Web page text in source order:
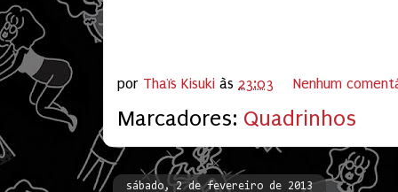
por Thaïs Kisuki às 23:03 Nenhum
Marcadores: Quadrinhos
sábado, 2 de fevereiro de 2013